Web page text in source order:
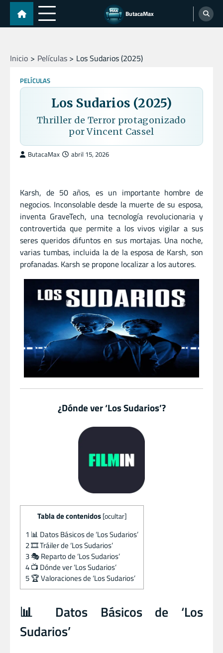
Skip
content
ButacaMax
Inicio Películas Los Sudarios (2025)
PELÍCULAS
Los Sudarios (2025)
Thriller de Terror protagonizado
por Vincent Cassel
ButacaMax abril 15, 2026
Karsh, de 50 años, es un importante hombre de
negocios. Inconsolable desde la muerte de su esposa,
inventa GraveTech, una tecnología revolucionaria y
controvertida que permite a los vivos vigilar a sus
seres queridos difuntos en sus mortajas. Una noche,
varias tumbas, incluida la de la esposa de Karsh, son
profanadas. Karsh se propone localizar a los autores.
¿Dónde ver ‘Los Sudarios’?
Tabla de contenidos [ocultar]
1 📊 Datos Básicos de ‘Los Sudarios’
2🎞️ Tráiler de ‘Los Sudarios’
3🎭 Reparto de ‘Los Sudarios’
4📺 Dónde ver ‘Los Sudarios’
5🏆 Valoraciones de ‘Los Sudarios’
📊 Datos Básicos de ‘Los
Sudarios’